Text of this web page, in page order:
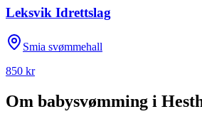
Leksvik Idrettslag
Smia svømmehall
850 kr
Om babysvømming i